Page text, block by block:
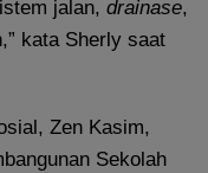
jalan, drainase,
kata Sherly saat
Zen Kasim,
Sekolah